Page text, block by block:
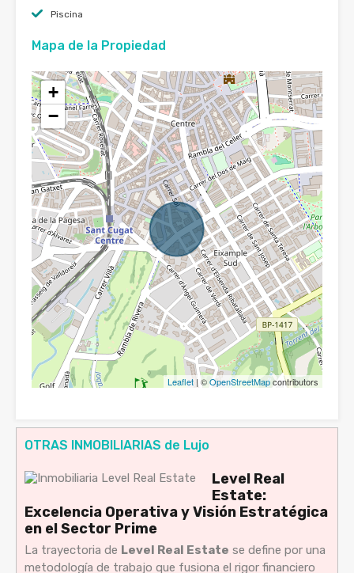
Piscina
Mapa de la Propiedad
+
−
Leaflet | ©OpenStreetMapcontributors
OTRAS INMOBILIARIAS de Lujo
Level Real
Estate:
Excelencia Operativa y Visión Estratégica
en el Sector Prime
La trayectoria de Level Real Estate se define por una
metodología de trabajo que fusiona el rigor financiero